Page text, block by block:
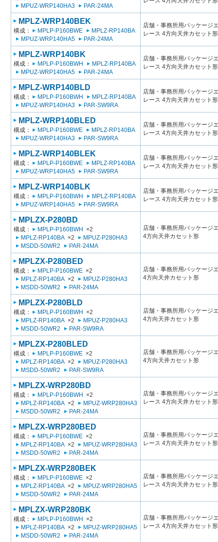
MPUZ-WRP140HA3
PAR-24MA
MPLZ-WRP140BEK
構成： MPLP-P160BWE
MPLZ-RP140BA
MPUZ-WRP140HA5
PAR-24MA
店舗・事務所用パッケージ
レース 4方向天井カセット形
MPLZ-WRP140BK
構成： MPLP-P160BWH
MPLZ-RP140BA
MPUZ-WRP140HA5
PAR-24MA
店舗・事務所用パッケージ
レース 4方向天井カセット形
MPLZ-WRP140BLD
構成： MPLP-P160BWH
MPLZ-RP140BA
MPUZ-WRP140HA3
PAR-SW9RA
店舗・事務所用パッケージ
レース 4方向天井カセット形
MPLZ-WRP140BLED
構成： MPLP-P160BWE
MPLZ-RP140BA
MPUZ-WRP140HA3
PAR-SW9RA
店舗・事務所用パッケージ
レース 4方向天井カセット形
MPLZ-WRP140BLEK
構成： MPLP-P160BWE
MPLZ-RP140BA
MPUZ-WRP140HA5
PAR-SW9RA
店舗・事務所用パッケージ
レース 4方向天井カセット形
MPLZ-WRP140BLK
構成： MPLP-P160BWH
MPLZ-RP140BA
MPUZ-WRP140HA5
PAR-SW9RA
店舗・事務所用パッケージ
レース 4方向天井カセット形
MPLZX-P280BD
構成： MPLP-P160BWH
×2
MPLZ-RP140BA ×2
MPUZ-P280HA3
MSDD-50WR2
PAR-24MA
店舗・事務所用パッケージ
4方向天井カセット形
MPLZX-P280BED
構成： MPLP-P160BWE ×2
MPLZ-RP140BA ×2
MPUZ-P280HA3
MSDD-50WR2
PAR-24MA
店舗・事務所用パッケージ
4方向天井カセット形
MPLZX-P280BLD
構成： MPLP-P160BWH
×2
MPLZ-RP140BA ×2
MPUZ-P280HA3
MSDD-50WR2
PAR-SW9RA
店舗・事務所用パッケージ
4方向天井カセット形
MPLZX-P280BLED
構成： MPLP-P160BWE ×2
MPLZ-RP140BA ×2
MPUZ-P280HA3
MSDD-50WR2
PAR-SW9RA
店舗・事務所用パッケージ
4方向天井カセット形
MPLZX-WRP280BD
構成： MPLP-P160BWH
×2
MPLZ-RP140BA ×2
MPUZ-WRP280HA3
MSDD-50WR2
PAR-24MA
店舗・事務所用パッケージ
レース 4方向天井カセット形
MPLZX-WRP280BED
構成： MPLP-P160BWE ×2
MPLZ-RP140BA ×2
MPUZ-WRP280HA3
MSDD-50WR2
PAR-24MA
店舗・事務所用パッケージ
レース 4方向天井カセット形
MPLZX-WRP280BEK
構成： MPLP-P160BWE ×2
MPLZ-RP140BA ×2
MPUZ-WRP280HA5
MSDD-50WR2
PAR-24MA
店舗・事務所用パッケージ
レース 4方向天井カセット形
MPLZX-WRP280BK
構成： MPLP-P160BWH
×2
MPLZ-RP140BA ×2
MPUZ-WRP280HA5
MSDD-50WR2
PAR-24MA
店舗・事務所用パッケージ
レース 4方向天井カセット形